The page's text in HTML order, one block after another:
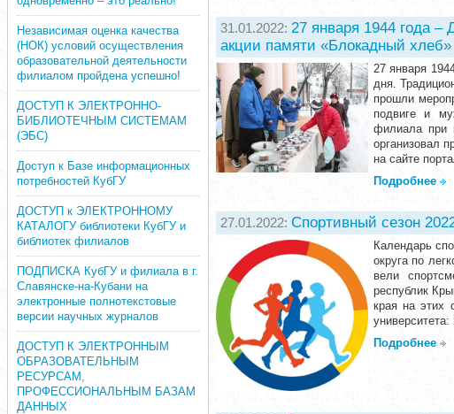
Независимая оценка качества
(НОК) условий осуществления
образовательной деятельности
филиалом пройдена успешно!
ДОСТУП К ЭЛЕКТРОННО-
БИБЛИОТЕЧНЫМ СИСТЕМАМ
(ЭБС)
Доступ к Базе информационных
потребностей КубГУ
ДОСТУП к ЭЛЕКТРОННОМУ
КАТАЛОГУ библиотеки КубГУ и
библиотек филиалов
ПОДПИСКА КубГУ и филиала в г.
Славянске-на-Кубани на
электронные полнотекстовые
версии научных журналов
ДОСТУП К ЭЛЕКТРОННЫМ
ОБРАЗОВАТЕЛЬНЫМ
РЕСУРСАМ,
ПРОФЕССИОНАЛЬНЫМ БАЗАМ
ДАННЫХ
31.01.2022: 27 января 1944 года –
акции памяти «Блокадный хлеб»
27 января
дня.
прошли
подвиге и
филиала при
организовал
на сайте
Подробнее
27.01.2022: Спортивный сезон
Календарь
округа по
вели
республик
края на этих
Подробнее